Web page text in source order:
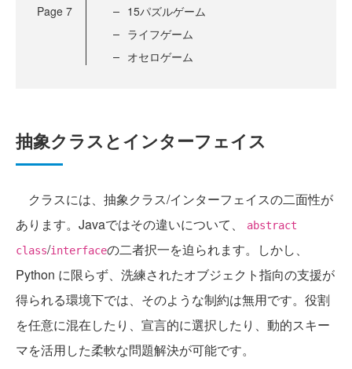
Page 7
15パズルゲーム
ライフゲーム
オセロゲーム
抽象クラスとインターフェイス
クラスには、抽象クラス/インターフェイスの二面性が
あります。Javaではその違いについて、
abstract
class/interfaceの二者択一を迫られます。しかし、
Python に限らず、洗練されたオブジェクト指向の支援が
得られる環境下では、そのような制約は無用です。役割
を任意に混在したり、宣言的に選択したり、動的スキー
マを活用した柔軟な問題解決が可能です。